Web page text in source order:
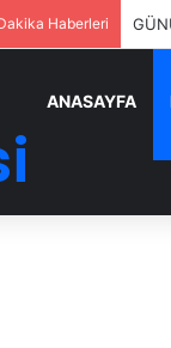
Haberleri
ANASAYFA